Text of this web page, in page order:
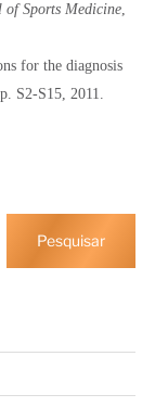
Sports Medicine,
for the diagnosis
S2-S15, 2011.
Pesquisar